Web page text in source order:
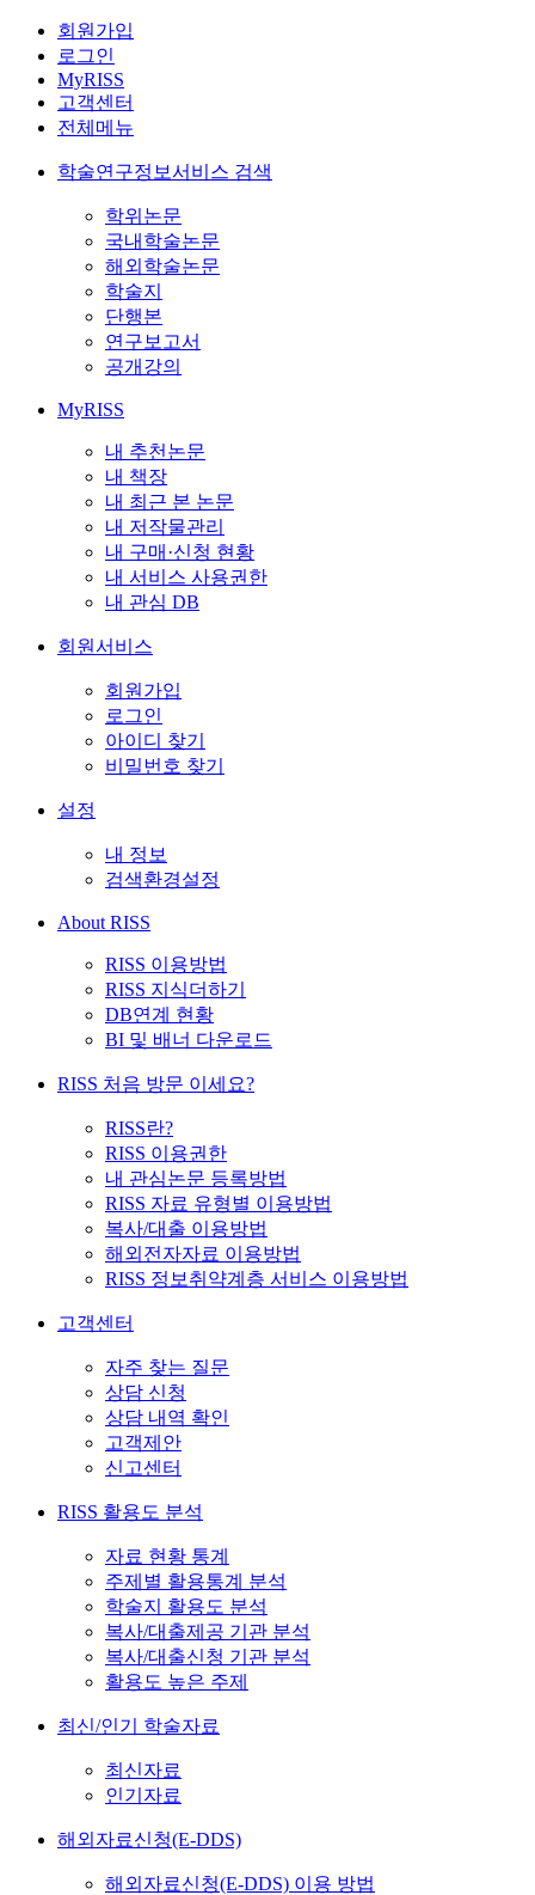
회원가입
로그인
MyRISS
고객센터
전체메뉴
학술연구정보서비스 검색
학위논문
국내학술논문
해외학술논문
학술지
단행본
연구보고서
공개강의
MyRISS
내 추천논문
내 책장
내 최근 본 논문
내 저작물관리
내 구매·신청 현황
내 서비스 사용권한
내 관심 DB
회원서비스
회원가입
로그인
아이디 찾기
비밀번호 찾기
설정
내 정보
검색환경설정
About RISS
RISS 이용방법
RISS 지식더하기
DB연계 현황
BI 및 배너 다운로드
RISS 처음 방문 이세요?
RISS란?
RISS 이용권한
내 관심논문 등록방법
RISS 자료 유형별 이용방법
복사/대출 이용방법
해외전자자료 이용방법
RISS 정보취약계층 서비스 이용방법
고객센터
자주 찾는 질문
상담 신청
상담 내역 확인
고객제안
신고센터
RISS 활용도 분석
자료 현황 통계
주제별 활용통계 분석
학술지 활용도 분석
복사/대출제공 기관 분석
복사/대출신청 기관 분석
활용도 높은 주제
최신/인기 학술자료
최신자료
인기자료
해외자료신청(E-DDS)
해외자료신청(E-DDS) 이용 방법